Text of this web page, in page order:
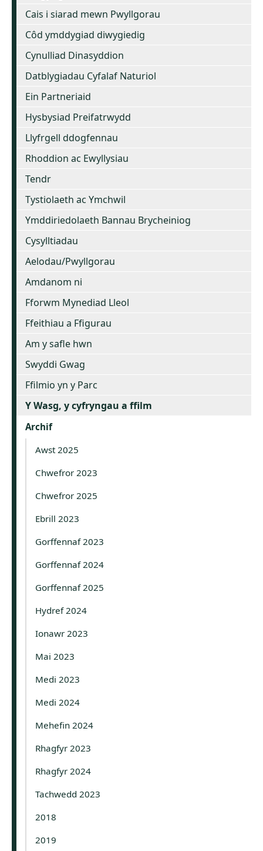
Cais i siarad mewn Pwyllgorau
Côd ymddygiad diwygiedig
Cynulliad Dinasyddion
Datblygiadau Cyfalaf Naturiol
Ein Partneriaid
Hysbysiad Preifatrwydd
Llyfrgell ddogfennau
Rhoddion ac Ewyllysiau
Tendr
Tystiolaeth ac Ymchwil
Ymddiriedolaeth Bannau Brycheiniog
Cysylltiadau
Aelodau/Pwyllgorau
Amdanom ni
Fforwm Mynediad Lleol
Ffeithiau a Ffigurau
Am y safle hwn
Swyddi Gwag
Ffilmio yn y Parc
Y Wasg, y cyfryngau a ffilm
Archif
Awst 2025
Chwefror 2023
Chwefror 2025
Ebrill 2023
Gorffennaf 2023
Gorffennaf 2024
Gorffennaf 2025
Hydref 2024
Ionawr 2023
Mai 2023
Medi 2023
Medi 2024
Mehefin 2024
Rhagfyr 2023
Rhagfyr 2024
Tachwedd 2023
2018
2019